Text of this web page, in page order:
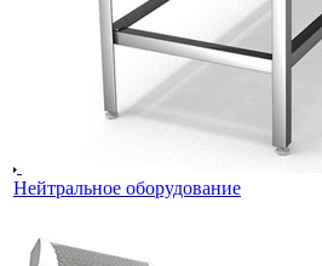
Нейтральное оборудование